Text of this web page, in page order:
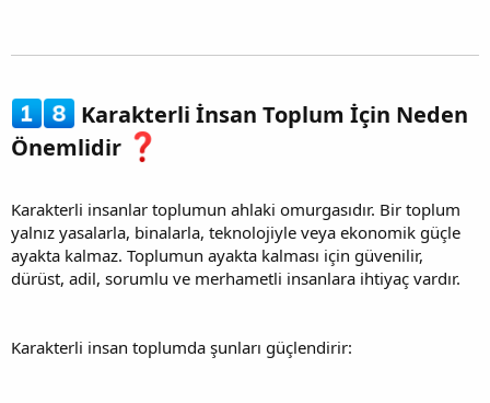
Karakterli İnsan Toplum İçin Neden
Önemlidir
Karakterli insanlar toplumun ahlaki omurgasıdır. Bir toplum
yalnız yasalarla, binalarla, teknolojiyle veya ekonomik güçle
ayakta kalmaz. Toplumun ayakta kalması için güvenilir,
dürüst, adil, sorumlu ve merhametli insanlara ihtiyaç vardır.
Karakterli insan toplumda şunları güçlendirir: